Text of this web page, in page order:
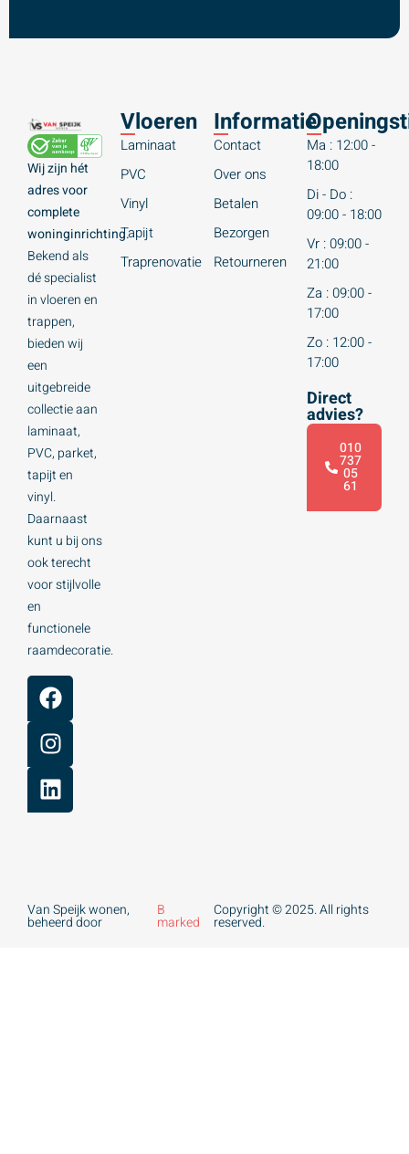
Wij zijn hét
adres voor
complete
woninginrichting.
Bekend als
dé specialist
in vloeren en
trappen,
bieden wij
een
uitgebreide
collectie aan
laminaat,
PVC, parket,
tapijt en
vinyl.
Daarnaast
kunt u bij ons
ook terecht
voor stijlvolle
en
functionele
raamdecoratie.
Vloeren
Laminaat
PVC
Vinyl
Tapijt
Traprenovatie
Informatie
Contact
Over ons
Betalen
Bezorgen
Retourneren
Ma : 12:00 -
18:00
Di - Do :
09:00 - 18:00
Vr : 09:00 -
21:00
Za : 09:00 -
17:00
Zo : 12:00 -
17:00
Direct
advies?
010
737
05
61
Van Speijk wonen,
beheerd door
B
marked
Copyright © 2025. All rights
reserved.